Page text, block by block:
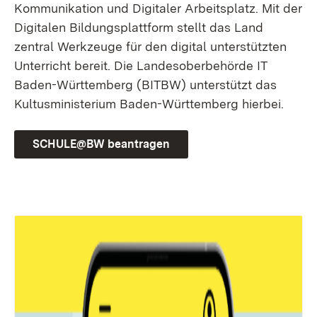
Kommunikation und Digitaler Arbeitsplatz. Mit der
Digitalen Bildungsplattform stellt das Land
zentral Werkzeuge für den digital unterstützten
Unterricht bereit. Die Landesoberbehörde IT
Baden-Württemberg (BITBW) unterstützt das
Kultusministerium Baden-Württemberg hierbei.
SCHULE@BW beantragen